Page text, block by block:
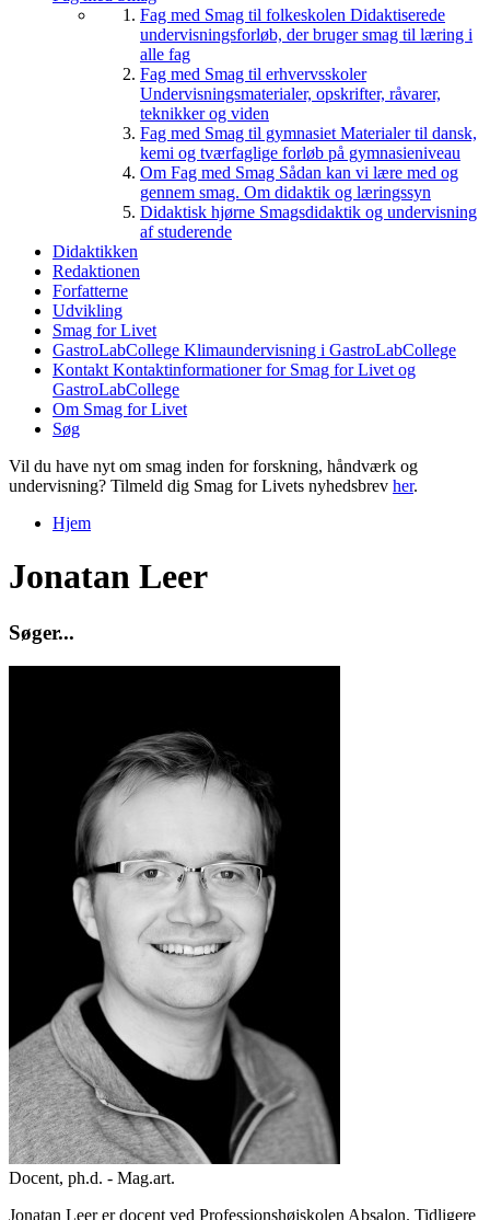
Fag med Smag til folkeskolen Didaktiserede
undervisningsforløb, der bruger smag til læring i
alle fag
Fag med Smag til erhvervsskoler
Undervisningsmaterialer, opskrifter, råvarer,
teknikker og viden
Fag med Smag til gymnasiet Materialer til dansk,
kemi og tværfaglige forløb på gymnasieniveau
Om Fag med Smag Sådan kan vi lære med og
gennem smag. Om didaktik og læringssyn
Didaktisk hjørne Smagsdidaktik og undervisning
af studerende
Didaktikken
Redaktionen
Forfatterne
Udvikling
Smag for Livet
GastroLabCollege Klimaundervisning i GastroLabCollege
Kontakt Kontaktinformationer for Smag for Livet og
GastroLabCollege
Om Smag for Livet
Søg
Vil du have nyt om smag inden for forskning, håndværk og
undervisning? Tilmeld dig Smag for Livets nyhedsbrev her.
Hjem
Jonatan Leer
Søger...
Docent, ph.d. - Mag.art.
Jonatan Leer er docent ved Professionshøjskolen Absalon. Tidligere